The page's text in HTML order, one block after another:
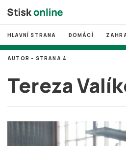
# MUNI
# Brno
# volby
HLAVNÍ STRANA DOMÁCÍ
Tereza
AUTOR - STRANA 4